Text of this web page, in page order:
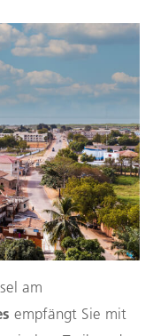
am
empfängt Sie mit